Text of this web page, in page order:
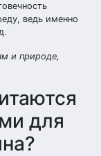
ведь именно
и природе,
для